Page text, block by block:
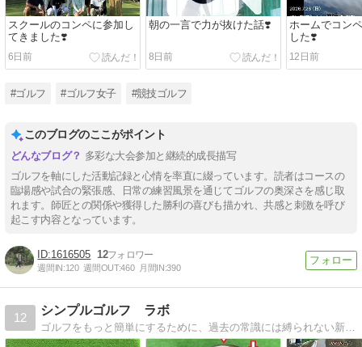
スクールのコンペに参加し
てきました❣️
6日前
朝の一言で力が抜けた話❣️
8日前
ホームでコン
した❣️
12日前
#ゴルフ #ゴルフ女子 #競技ゴルフ
このブログのここがポイント
多彩な大会参加と継続的成長描写
ゴルフを軸にした活動記録と心情を率直に綴っています。読者はコースの
臨場感や試合の緊張感、日常の練習風景を通じてゴルフの奥深さを感じ取
れます。師匠との関係や獲得した勝利の喜びも描かれ、共感と刺激を呼び
起こす内容となっています。
1616505 12
週間IN:120 週間OUT:460 月間IN:390
12
シンプルゴルフ ラボ
ゴルフをもっと簡単にするために、過去の常識には縛られない新発想のアイディアを提案しています。